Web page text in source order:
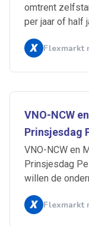
omtrent
per jaar of half
Flexmarkt
VNO-NCW
Prinsjesdag
VNO-NCW en
Prinsjesdag
willen de
Flexmarkt
Ontvang
je
Alerts
Alles
Doorzaam